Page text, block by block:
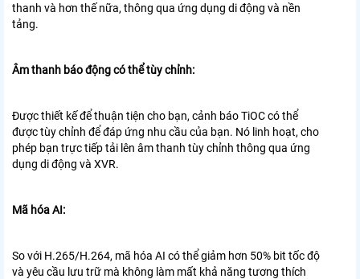
thanh và hơn thế nữa, thông qua ứng dụng di động và nền
tảng.
Âm thanh báo động có thể tùy chỉnh:
Được thiết kế để thuận tiện cho bạn, cảnh báo TiOC có thể
được tùy chỉnh đểđáp ứng nhu cầu của bạn. Nó linh hoạt, cho
phép bạn trực tiếp tải lên âm thanh tùy chỉnh thông qua ứng
dụng di động và XVR.
Mã hóa AI:
So với H.265/H.264, mã hóa AI có thể giảm hơn 50% bit tốc độ
và yêu cầu lưu trữ mà không làm mất khả năng tương thích